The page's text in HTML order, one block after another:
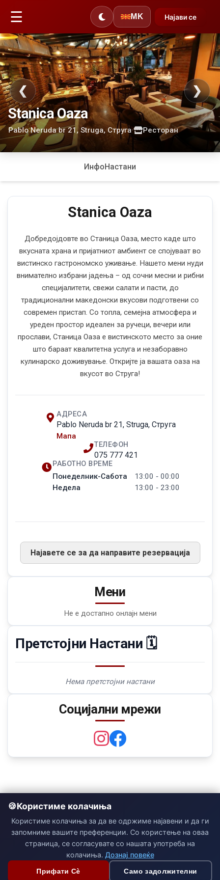
☰ MK Најави се
❮ ❯
Stanica Oaza
Pablo Neruda br 21, Struga, Струга· Ресторан
ИнфоНастани
Stanica Oaza
Добредојдовте во Станица Оаза, место каде што
вкусната храна и пријатниот амбиент се спојуваат во
вистинско гастрономско уживање. Нашето мени нуди
внимателно избрани јадења – од сочни месни и рибни
специјалитети, свежи салати и пасти, до
традиционални македонски вкусови подготвени со
современ пристап. Со топла, семејна атмосфера и
уреден простор идеален за ручеци, вечери или
прослави, Станица Оаза е вистинското место за оние
што бараат квалитетна услуга и незаборавно
кулинарско доживување. Откријте ја вашата оаза на
вкусот во Струга!
АДРЕСА
Pablo Neruda br 21, Struga, Струга
Мапа
ТЕЛЕФОН
075 777 421
РАБОТНО ВРЕМЕ
Понеделник-Сабота
13:00 - 00:00
Недела
13:00 - 23:00
Најавете се за да направите резервација
Мени
Не е достапно онлајн мени
Претстојни Настани 🗓️
Нема претстојни настани
Социјални мрежи
Користиме колачиња
Користиме колачиња за да ве одржиме најавени и да ги
запомниме вашите преференции. Со користење на оваа
страница, се согласувате со нашата употреба на
колачиња. Дознај повеќе
Прифати Сè Само задолжителни